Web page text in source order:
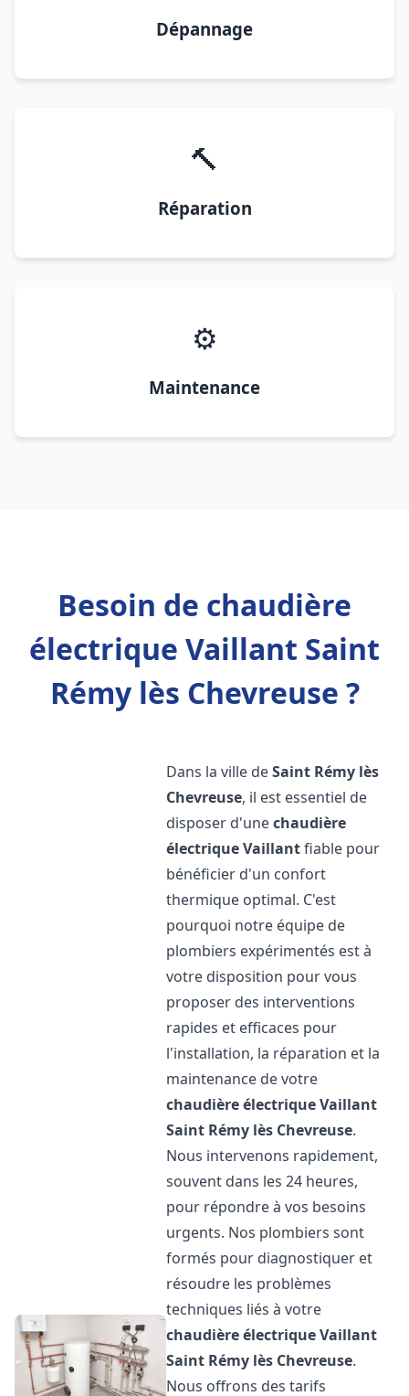
Dépannage
🔨
Réparation
⚙️
Maintenance
Besoin de chaudière
électrique Vaillant Saint
Rémy lès Chevreuse ?
Dans la ville deSaint Rémy lès
Chevreuse, il est essentiel de
disposer d'unechaudière
électrique Vaillantfiable pour
bénéficier d'un confort
thermique optimal. C'est
pourquoi notre équipe de
plombiers expérimentés est à
votre disposition pour vous
proposer des interventions
rapides et efficaces pour
l'installation, la réparation et la
maintenance de votre
chaudière électrique Vaillant
Saint Rémy lès Chevreuse.
Nous intervenons rapidement,
souvent dans les 24 heures,
pour répondre à vos besoins
urgents. Nos plombiers sont
formés pour diagnostiquer et
résoudre les problèmes
techniques liés à votre
chaudière électrique Vaillant
Saint Rémy lès Chevreuse.
Nous offrons des tarifs